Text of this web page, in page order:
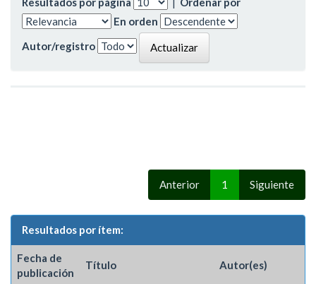
En orden
Autor/registro
Anterior 1 Siguiente
Resultados por ítem:
Fecha de
publicación
Título Autor(es)